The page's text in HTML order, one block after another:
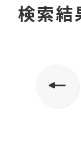
JF共
検索結